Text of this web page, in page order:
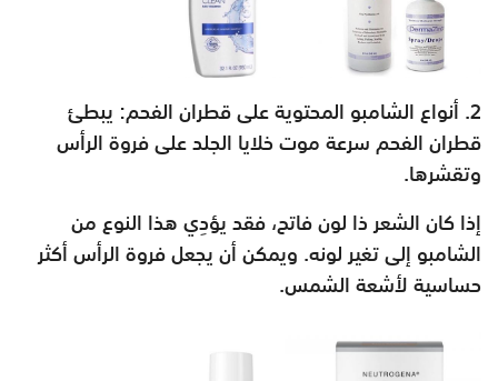
يبطئ
قطران الفحم سرعة موت خلايا الجلد على فروة الرأس
وتقشرها.
إذا كان الشعر ذا لون فاتح، فقد يؤدِي هذا النوع من
الشامبو إلى تغير لونه. ويمكن أن يجعل فروة الرأس أكثر
حساسية لأشعة الشمس.